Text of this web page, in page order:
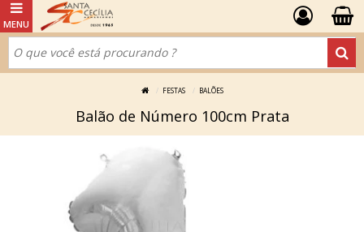
FESTAS BALÕES
Balão de Número 100cm Prata